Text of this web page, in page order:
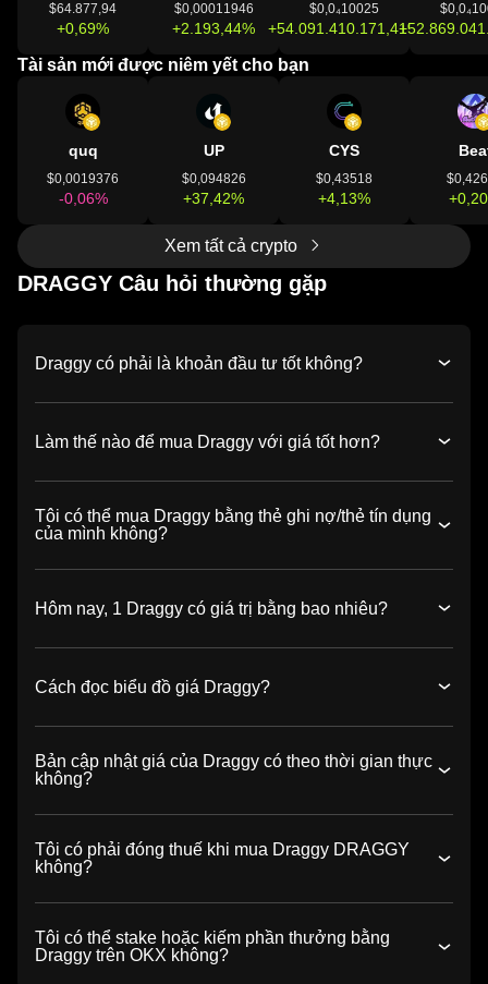
$64.877,94
+0,69%
$0,00011946
+2.193,44%
$0,0₄10025
+54.091.410.171,41%
Tài sản mới được niêm yết cho bạn
quq
$0,0019376
-0,06%
UP
$0,094826
+37,42%
CYS
$0,43518
+4,13%
Xem tất cả crypto
DRAGGY Câu hỏi thường gặp
Draggy có phải là khoản đầu tư tốt không?
Làm thế nào để mua Draggy với giá tốt hơn?
Tôi có thể mua Draggy bằng thẻ ghi nợ/thẻ tín dụng
của mình không?
Hôm nay, 1 Draggy có giá trị bằng bao nhiêu?
Cách đọc biểu đồ giá Draggy?
Bản cập nhật giá của Draggy có theo thời gian thực
không?
Tôi có phải đóng thuế khi mua Draggy DRAGGY
không?
Tôi có thể stake hoặc kiếm phần thưởng bằng
Draggy trên OKX không?